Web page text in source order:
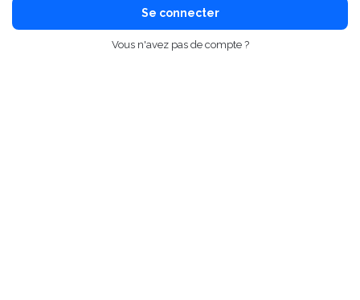
Se connecter
Vous n'avez pas de compte ?